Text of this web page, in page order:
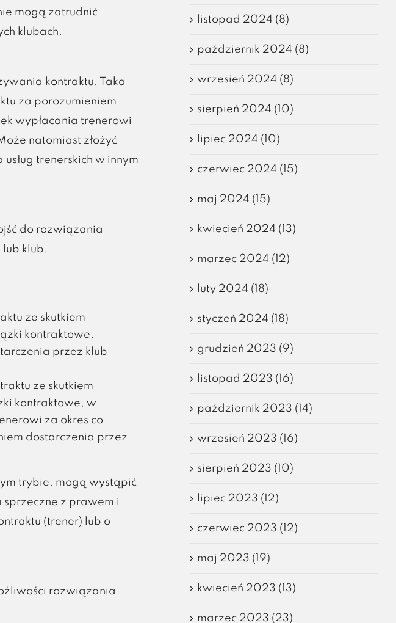
mogą zatrudnić
klubach.
kontraktu. Taka
za porozumieniem
wypłacania trenerowi
natomiast złożyć
trenerskich w innym
do rozwiązania
klub.
ze skutkiem
kontraktowe.
przez klub
ze skutkiem
kontraktowe, w
za okres co
dostarczenia przez
trybie, mogą wystąpić
sprzeczne z prawem i
(trener) lub o
rozwiązania
listopad 2024 (8)
październik 2024 (8)
wrzesień 2024 (8)
sierpień 2024 (10)
lipiec 2024 (10)
czerwiec 2024 (15)
maj 2024 (15)
kwiecień 2024 (13)
marzec 2024 (12)
luty 2024 (18)
styczeń 2024 (18)
grudzień 2023 (9)
listopad 2023 (16)
październik 2023 (14)
wrzesień 2023 (16)
sierpień 2023 (10)
lipiec 2023 (12)
czerwiec 2023 (12)
maj 2023 (19)
kwiecień 2023 (13)
marzec 2023 (23)